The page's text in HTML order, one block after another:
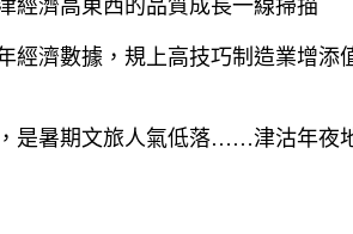
濟高東西的品質成長一線掃描
經濟數據，規上高技巧制造業增
是暑期文旅人氣低落……津沽年夜